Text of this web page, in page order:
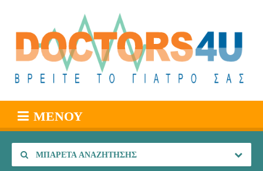
ΜΕΝΟΎ
ΜΠΑΡΈΤΑ ΑΝΑΖΉΤΗΣΗΣ